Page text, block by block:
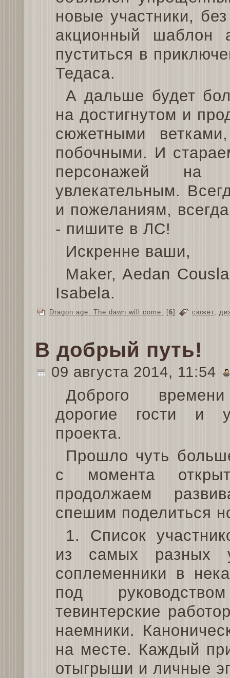
новые участники,
акционный шаблон
пуститься в
Тедаса.
А дальше будет
на достигнутом и
сюжетными
побочными. И
персонажей на
увлекательным.
и пожеланиям,
- пишите в ЛС!
Искренне ваши,
Maker, Aedan
Isabela.
Dragon age. The dawn will come. [6] сюжет
В добрый путь!
09 августа 2014, 11:54
Доброго
дорогие гости и
проекта.
Прошло чуть
с момента
продолжаем
спешим поделиться
1. Список
из самых разных
соплеменники в
под
тевинтерские
наемники.
на месте. Каждый
отыгрыши и личные